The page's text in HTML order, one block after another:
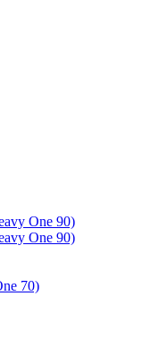
One 90)
One 90)
70)